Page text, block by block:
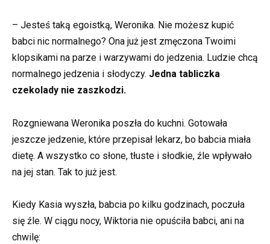
– Jesteś taką egoistką, Weronika. Nie możesz kupić
babci nic normalnego? Ona już jest zmęczona Twoimi
klopsikami na parze i warzywami do jedzenia. Ludzie chcą
normalnego jedzenia i słodyczy. Jedna tabliczka
czekolady nie zaszkodzi.
Rozgniewana Weronika poszła do kuchni. Gotowała
jeszcze jedzenie, które przepisał lekarz, bo babcia miała
dietę. A wszystko co słone, tłuste i słodkie, źle wpływało
na jej stan. Tak to już jest.
Kiedy Kasia wyszła, babcia po kilku godzinach, poczuła
się źle. W ciągu nocy, Wiktoria nie opuściła babci, ani na
chwilę: